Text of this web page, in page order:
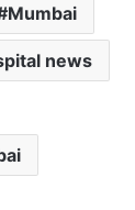
Mumbai
news